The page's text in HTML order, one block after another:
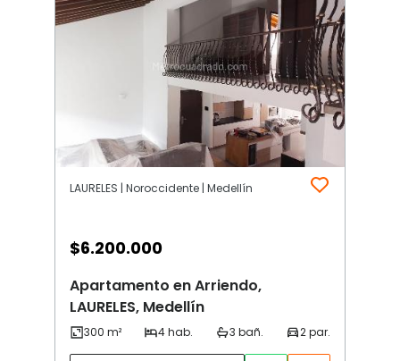
LAURELES | Noroccidente | Medellín
$6.200.000
Apartamento en Arriendo,
LAURELES, Medellín